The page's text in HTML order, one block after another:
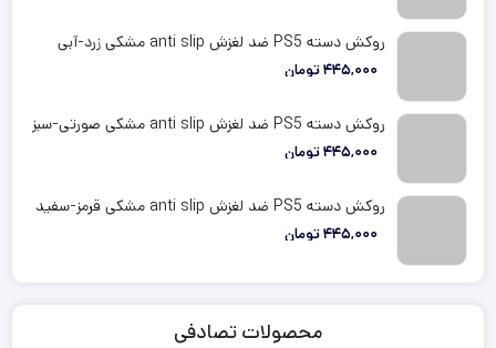
روکش دسته PS5 ضد لغزش anti slip مشکی زرد-آبی
445,000تومان
روکش دسته PS5 ضد لغزش anti slip مشکی صورتی-سبز
445,000تومان
روکش دسته PS5 ضد لغزش anti slip مشکی قرمز-سفید
445,000تومان
محصولات تصادفی